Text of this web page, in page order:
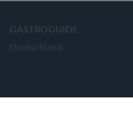
GASTROGUIDE
Deutschland